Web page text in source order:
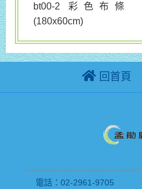
bt00-2 彩色布條
(180x60cm)
回首頁
電話：02-2961-9705